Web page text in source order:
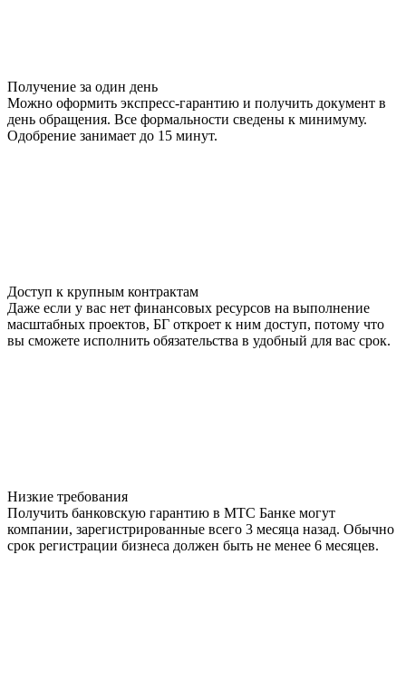
Получение за один день
Можно оформить экспресс-гарантию и получить документ в
день обращения. Все формальности сведены к минимуму.
Одобрение занимает до 15 минут.
Доступ к крупным контрактам
Даже если у вас нет финансовых ресурсов на выполнение
масштабных проектов, БГ откроет к ним доступ, потому что
вы сможете исполнить обязательства в удобный для вас срок.
Низкие требования
Получить банковскую гарантию в МТС Банке могут
компании, зарегистрированные всего 3 месяца назад. Обычно
срок регистрации бизнеса должен быть не менее 6 месяцев.